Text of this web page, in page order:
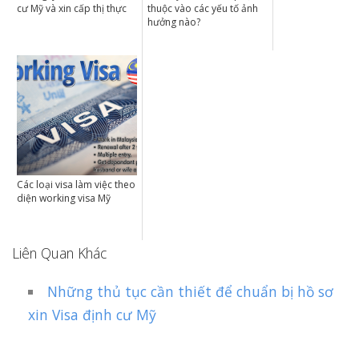
cư Mỹ và xin cấp thị thực
thuộc vào các yếu tố ảnh
hưởng nào?
Các loại visa làm việc theo
diện working visa Mỹ
Liên Quan Khác
Những thủ tục cần thiết để chuẩn bị hồ sơ
xin Visa định cư Mỹ